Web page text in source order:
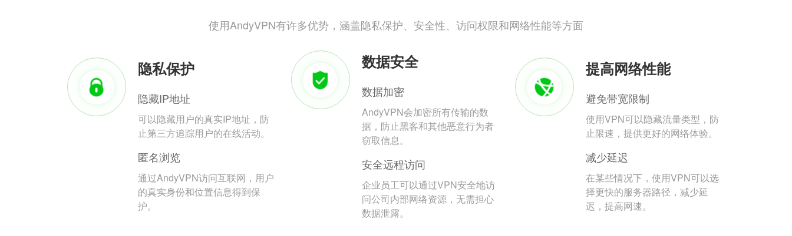
使用AndyVPN有许多优势，涵盖隐私保护、安全性、访问权限和网络性能等方面
隐私保护
隐藏IP地址
可以隐藏用户的真实IP地址，防
止第三方追踪用户的在线活动。
匿名浏览
通过AndyVPN访问互联网，用户
的真实身份和位置信息得到保
护。
数据安全
数据加密
AndyVPN会加密所有传输的数
据，防止黑客和其他恶意行为者
窃取信息。
安全远程访问
企业员工可以通过VPN安全地访
问公司内部网络资源，无需担心
数据泄露。
提高网络性能
避免带宽限制
使用VPN可以隐藏流量类型，防
止限速，提供更好的网络体验。
减少延迟
在某些情况下，使用VPN可以选
择更快的服务器路径，减少延
迟，提高网速。